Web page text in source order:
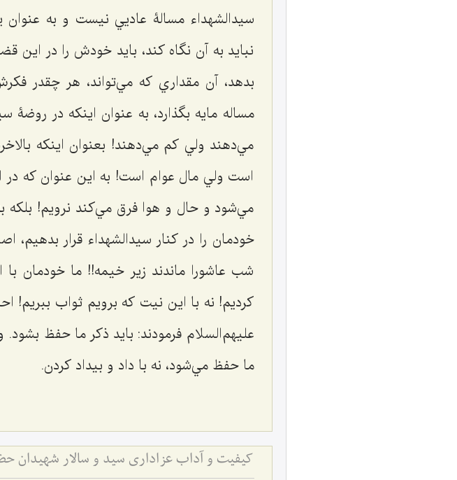
سيدالشهداء مسالۀ عادیي نيست و به
نبايد به آن نگاه كند، بايد خودش را در اين
بدهد، آن مقداري كه مي‌تواند، هر چقدر
مساله مايه بگذارد، به عنوان اينكه در
مي‌دهند ولي كم مي‌دهند! بعنوان اينكه
است ولي مال عوام است! به اين عنوان كه
مي‌شود و حال و هوا فرق مي‌كند نرويم! بلکه
خودمان را در كنار سيدالشهدا‌ء‌ قرار
شب عاشورا ماندند زير خيمه!! ما خودمان
كرديم! نه با اين نيت كه برويم ثواب
عليهم‌السلام فرمودند: بايد ذكر ما حفظ
ما حفظ مي‌شود، نه با داد و بيداد كردن.
کیفیت و آداب عزاداری سید و سالار شهیدان